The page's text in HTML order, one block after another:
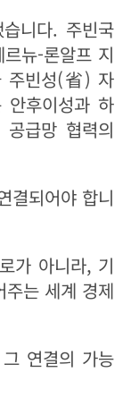
니다. 주빈국
뉴-론알프 지
주빈성(省) 자
안후이성과 하
급망 협력의
결되어야 합니
가 아니라, 기
는 세계 경제
연결의 가능